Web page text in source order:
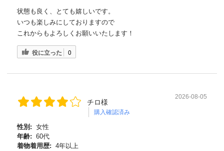
状態も良く、とても嬉しいです。
いつも楽しみにしておりますので
これからもよろしくお願いいたします！
役に立った 0
チロ様
購入確認済み
2026-08-05
性別: 女性
年齢: 60代
着物着用歴: 4年以上